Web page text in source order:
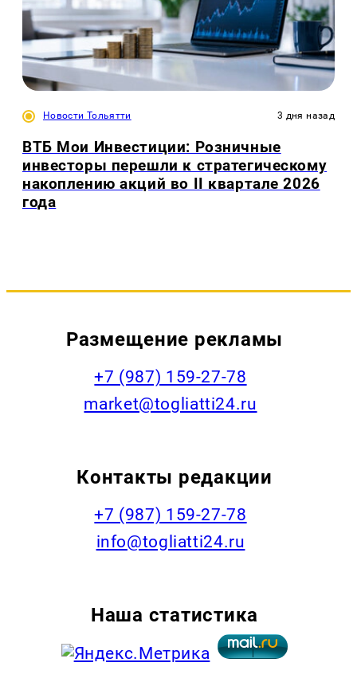
Новости Тольятти 3 дня назад
ВТБ Мои Инвестиции: Розничные
инвесторы перешли к стратегическому
накоплению акций во II квартале 2026
года
Размещение рекламы
+7 (987) 159-27-78
market@togliatti24.ru
Контакты редакции
+7 (987) 159-27-78
info@togliatti24.ru
Наша статистика